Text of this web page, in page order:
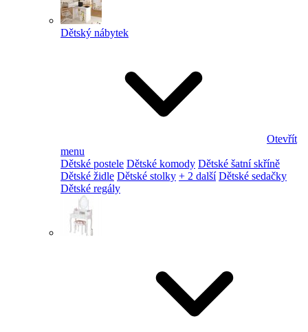
Dětský nábytek
Otevřít
menu
Dětské postele Dětské komody Dětské šatní skříně
Dětské židle Dětské stolky + 2 další Dětské sedačky
Dětské regály